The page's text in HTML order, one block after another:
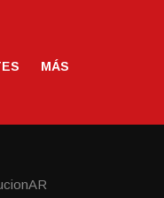
MÁS